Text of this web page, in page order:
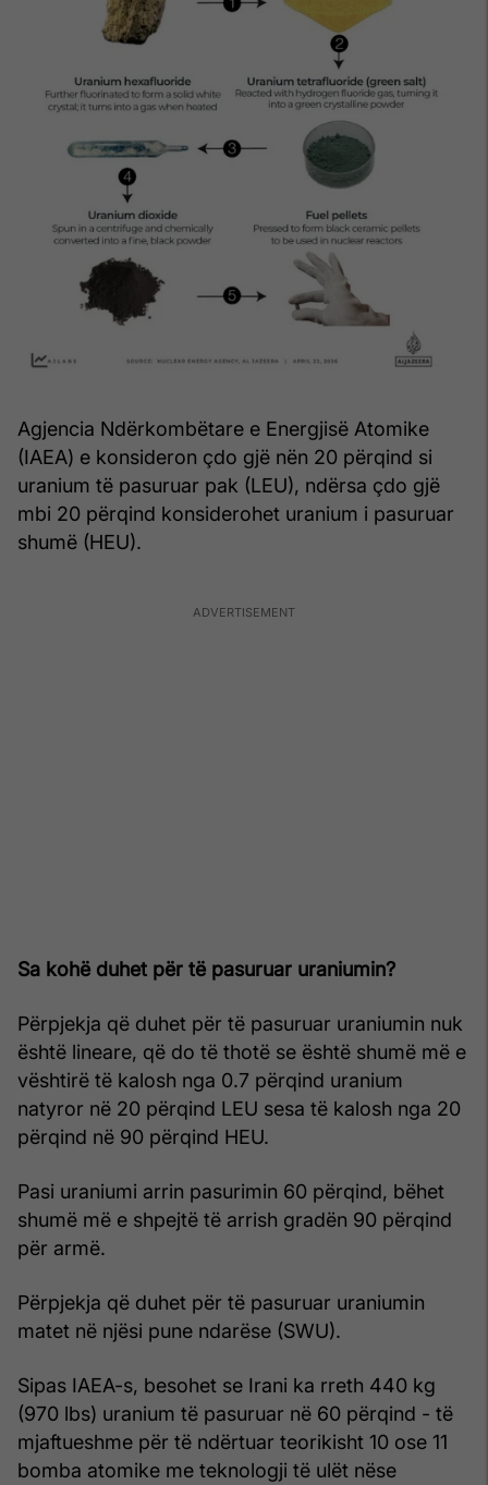
Agjencia Ndërkombëtare e Energjisë Atomike
(IAEA) e konsideron çdo gjë nën 20 përqind si
uranium të pasuruar pak (LEU), ndërsa çdo gjë
mbi 20 përqind konsiderohet uranium i pasuruar
shumë (HEU).
Sa kohë duhet për të pasuruar uraniumin?
Përpjekja që duhet për të pasuruar uraniumin nuk
është lineare, që do të thotë se është shumë më e
vështirë të kalosh nga 0.7 përqind uranium
natyror në 20 përqind LEU sesa të kalosh nga 20
përqind në 90 përqind HEU.
Pasi uraniumi arrin pasurimin 60 përqind, bëhet
shumë më e shpejtë të arrish gradën 90 përqind
për armë.
Përpjekja që duhet për të pasuruar uraniumin
matet në njësi pune ndarëse (SWU).
Sipas IAEA-s, besohet se Irani ka rreth 440 kg
(970 lbs) uranium të pasuruar në 60 përqind - të
mjaftueshme për të ndërtuar teorikisht 10 ose 11
bomba atomike me teknologji të ulët nëse